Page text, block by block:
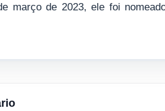
março de 2023, ele foi